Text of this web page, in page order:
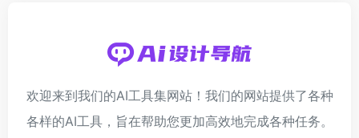
欢迎来到我们的AI工具集网站！我们的网站提供了各种
各样的AI工具，旨在帮助您更加高效地完成各种任务。